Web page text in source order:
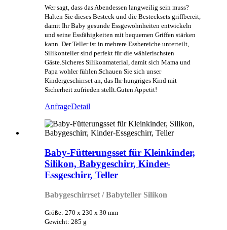
Wer sagt, dass das Abendessen langweilig sein muss?
Halten Sie dieses Besteck und die Bestecksets griffbereit,
damit Ihr Baby gesunde Essgewohnheiten entwickeln
und seine Essfähigkeiten mit bequemen Griffen stärken
kann. Der Teller ist in mehrere Essbereiche unterteilt,
Silikonteller sind perfekt für die wählerischsten
Gäste.Sicheres Silikonmaterial, damit sich Mama und
Papa wohler fühlen.Schauen Sie sich unser
Kindergeschirrset an, das Ihr hungriges Kind mit
Sicherheit zufrieden stellt.Guten Appetit!
AnfrageDetail
Baby-Fütterungsset für Kleinkinder,
Silikon, Babygeschirr, Kinder-
Essgeschirr, Teller
Babygeschirrset / Babyteller Silikon
Größe: 270 x 230 x 30 mm
Gewicht: 285 g